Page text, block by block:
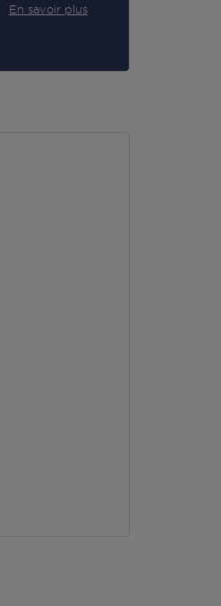
En savoir plus